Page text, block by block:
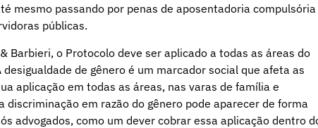
mesmo passando por penas de aposentadoria compulsória
públicas.
Barbieri, o Protocolo deve ser aplicado a todas as áreas do
de gênero é um marcador social que afeta as
aplicação em todas as áreas, nas varas de família e
em razão do gênero pode aparecer de forma
advogados, como um dever cobrar essa aplicação dentro